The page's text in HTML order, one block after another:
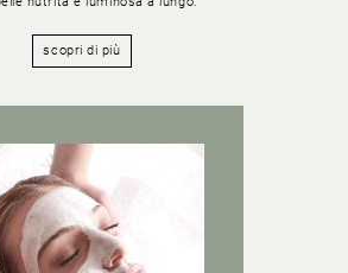
scopri di più